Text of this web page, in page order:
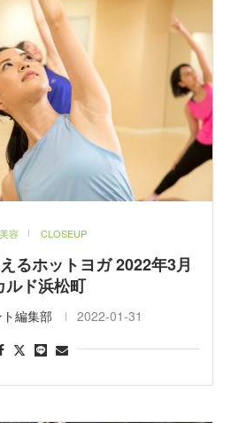
容 CLOSEUP
るホットヨガ 2022年3月
ルド浜松町
編集部 2022-01-31